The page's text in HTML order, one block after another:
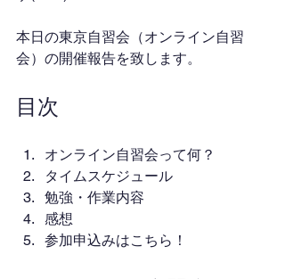
本日の東京自習会（オンライン自習
会）の開催報告を致します。
目次
オンライン自習会って何？
タイムスケジュール
勉強・作業内容
感想
参加申込みはこちら！